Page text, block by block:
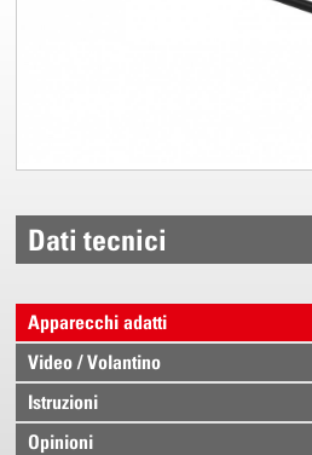
Dati tecnici
Apparecchi adatti
Video / Volantino
Istruzioni
Opinioni